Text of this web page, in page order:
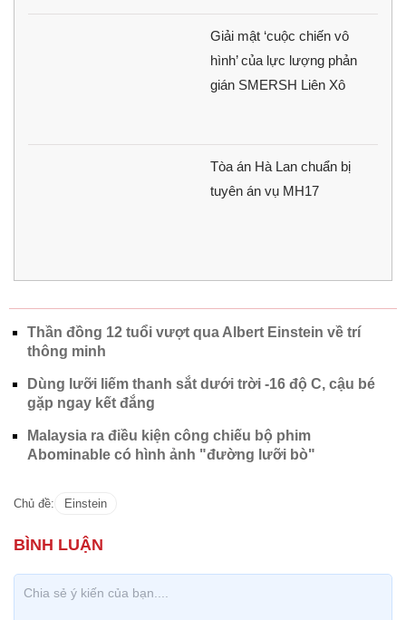
Giải mật ‘cuộc chiến vô
hình’ của lực lượng phản
gián SMERSH Liên Xô
Tòa án Hà Lan chuẩn bị
tuyên án vụ MH17
Thần đồng 12 tuổi vượt qua Albert Einstein về trí
thông minh
Dùng lưỡi liếm thanh sắt dưới trời -16 độ C, cậu bé
gặp ngay kết đắng
Malaysia ra điều kiện công chiếu bộ phim
Abominable có hình ảnh "đường lưỡi bò"
Chủ đề: Einstein